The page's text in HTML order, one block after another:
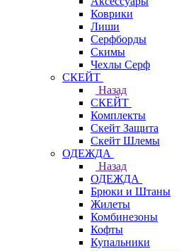
Коврики
Лиши
Серфборды
Скимы
Чехлы Cерф
СКЕЙТ
Назад
СКЕЙТ
Комплекты
Скейт Защита
Скейт Шлемы
ОДЕЖДА
Назад
ОДЕЖДА
Брюки и Штаны
Жилеты
Комбинезоны
Кофты
Купальники